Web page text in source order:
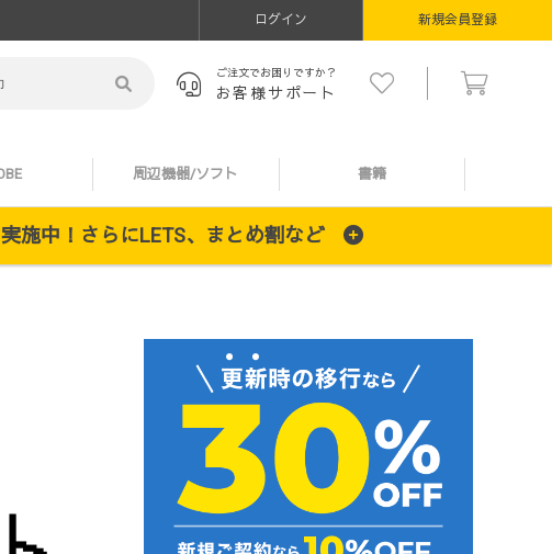
ログイン 新規会員登録
ご注文でお困りですか？
お客様サポート
周辺機器/ソフト 書籍
施中！さらにLETS、まとめ割など